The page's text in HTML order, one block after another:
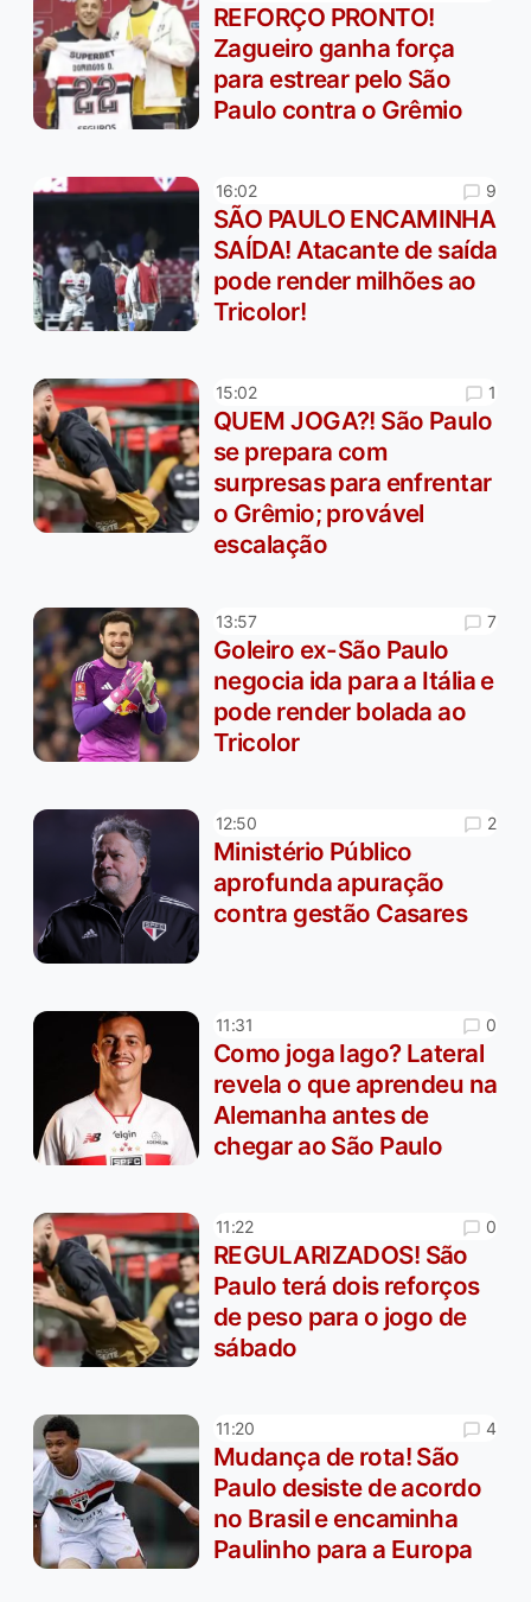
REFORÇO PRONTO!
Zagueiro ganha força
para estrear pelo São
Paulo contra o Grêmio
16:02 9
SÃO PAULO ENCAMINHA
SAÍDA! Atacante de saída
pode render milhões ao
Tricolor!
15:02 1
QUEM JOGA?! São Paulo
se prepara com
surpresas para enfrentar
o Grêmio; provável
escalação
13:57 7
Goleiro ex-São Paulo
negocia ida para a Itália e
pode render bolada ao
Tricolor
12:50 2
Ministério Público
aprofunda apuração
contra gestão Casares
11:31 0
Como joga Iago? Lateral
revela o que aprendeu na
Alemanha antes de
chegar ao São Paulo
11:22 0
REGULARIZADOS! São
Paulo terá dois reforços
de peso para o jogo de
sábado
11:20 4
Mudança de rota! São
Paulo desiste de acordo
no Brasil e encaminha
Paulinho para a Europa